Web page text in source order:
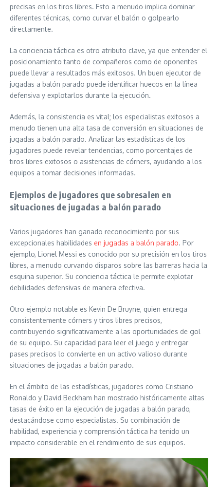
precisas en los tiros libres. Esto a menudo implica dominar
diferentes técnicas, como curvar el balón o golpearlo
directamente.
La conciencia táctica es otro atributo clave, ya que entender el
posicionamiento tanto de compañeros como de oponentes
puede llevar a resultados más exitosos. Un buen ejecutor de
jugadas a balón parado puede identificar huecos en la línea
defensiva y explotarlos durante la ejecución.
Además, la consistencia es vital; los especialistas exitosos a
menudo tienen una alta tasa de conversión en situaciones de
jugadas a balón parado. Analizar las estadísticas de los
jugadores puede revelar tendencias, como porcentajes de
tiros libres exitosos o asistencias de córners, ayudando a los
equipos a tomar decisiones informadas.
Ejemplos de jugadores que sobresalen en
situaciones de jugadas a balón parado
Varios jugadores han ganado reconocimiento por sus
excepcionales habilidades en jugadas a balón parado. Por
ejemplo, Lionel Messi es conocido por su precisión en los tiros
libres, a menudo curvando disparos sobre las barreras hacia la
esquina superior. Su conciencia táctica le permite explotar
debilidades defensivas de manera efectiva.
Otro ejemplo notable es Kevin De Bruyne, quien entrega
consistentemente córners y tiros libres precisos,
contribuyendo significativamente a las oportunidades de gol
de su equipo. Su capacidad para leer el juego y entregar
pases precisos lo convierte en un activo valioso durante
situaciones de jugadas a balón parado.
En el ámbito de las estadísticas, jugadores como Cristiano
Ronaldo y David Beckham han mostrado históricamente altas
tasas de éxito en la ejecución de jugadas a balón parado,
destacándose como especialistas. Su combinación de
habilidad, experiencia y comprensión táctica ha tenido un
impacto considerable en el rendimiento de sus equipos.